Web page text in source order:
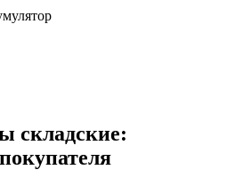
складские: